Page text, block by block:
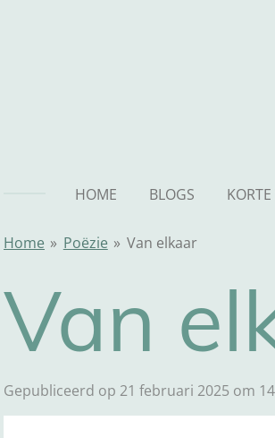
HOME BLOGS
Home » Poëzie » Van elkaar
Van
Gepubliceerd op 21 februari 2025 om